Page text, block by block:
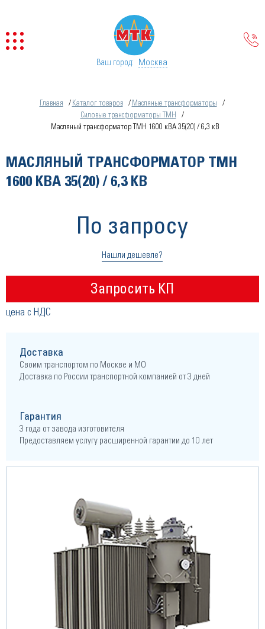
Ваш город: Москва
Главная Каталог товаров
Масляные трансформаторы
Силовые трансформаторы ТМН
Масляный трансформатор ТМН 1600 кВА 35(20) / 6,3 кВ
МАСЛЯНЫЙ ТРАНСФОРМАТОР ТМН
1600 КВА 35(20) / 6,3 КВ
По запросу
Нашли дешевле?
Запросить КП
цена с НДС
Доставка
Своим транспортом по Москве и МО
Доставка по России транспортной компанией от 3 дней
Гарантия
3 года от завода изготовителя
Предоставляем услугу расширенной гарантии до 10 лет